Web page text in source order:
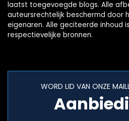
laatst toegevoegde blogs. Alle
auteursrechtelijk beschermd door
eigenaren. Alle geciteerde inhoud
respectievelijke bronnen.
WORD LID VAN ONZE